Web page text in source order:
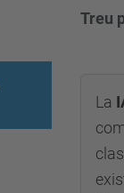
Treu
La